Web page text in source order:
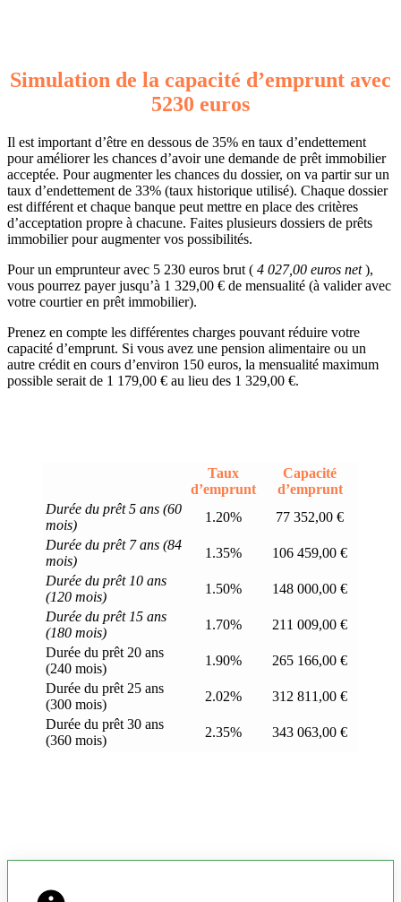
Simulation de la capacité d’emprunt avec
5230 euros
Il est important d’être en dessous de 35% en taux d’endettement
pour améliorer les chances d’avoir une demande de prêt immobilier
acceptée. Pour augmenter les chances du dossier, on va partir sur un
taux d’endettement de 33% (taux historique utilisé). Chaque dossier
est différent et chaque banque peut mettre en place des critères
d’acceptation propre à chacune. Faites plusieurs dossiers de prêts
immobilier pour augmenter vos possibilités.
Pour un emprunteur avec 5 230 euros brut ( 4 027,00 euros net),
vous pourrez payer jusqu’à 1 329,00 € de mensualité (à valider avec
votre courtier en prêt immobilier).
Prenez en compte les différentes charges pouvant réduire votre
capacité d’emprunt. Si vous avez une pension alimentaire ou un
autre crédit en cours d’environ 150 euros, la mensualité maximum
possible serait de 1 179,00 € au lieu des 1 329,00 €.
Taux
d’emprunt
Capacité
d’emprunt
Durée du prêt 5 ans (60
mois)
1.20%
77 352,00 €
Durée du prêt 7 ans (84
mois)
1.35%
106 459,00 €
Durée du prêt 10 ans
(120 mois)
1.50%
148 000,00 €
Durée du prêt 15 ans
(180 mois)
1.70%
211 009,00 €
Durée du prêt 20 ans
(240 mois)
1.90%
265 166,00 €
Durée du prêt 25 ans
(300 mois)
2.02%
312 811,00 €
Durée du prêt 30 ans
(360 mois)
2.35% 343 063,00 €